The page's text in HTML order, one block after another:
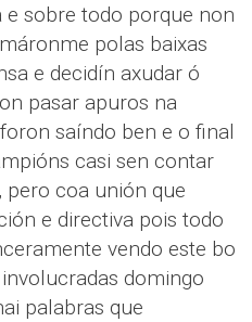
e sobre todo porque non
polas baixas
e decidín axudar ó
pasar apuros na
saíndo ben e o final
casi sen contar
pero coa unión que
e directiva pois todo
vendo este bo
domingo
palabras que